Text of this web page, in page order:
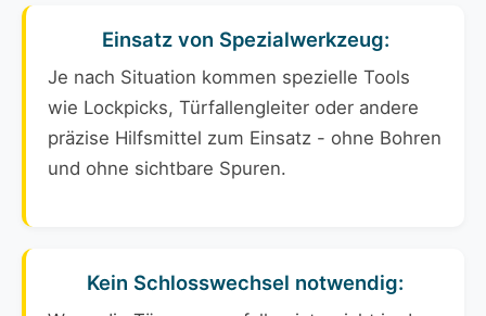
Einsatz von Spezialwerkzeug:
Je nach Situation kommen spezielle Tools
wie Lockpicks, Türfallengleiter oder andere
präzise Hilfsmittel zum Einsatz - ohne Bohren
und ohne sichtbare Spuren.
Kein Schlosswechsel notwendig: